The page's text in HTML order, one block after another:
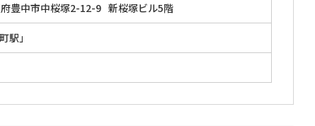
豊中市中桜塚2-12-9 新桜塚ビル5階
駅」